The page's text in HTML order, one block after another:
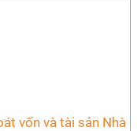
vốn và tài sản Nhà